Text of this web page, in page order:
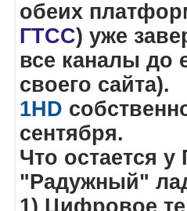
обеих
ГТСС) уже
все каналы до
своего сайта).
1HD
сентября.
Что остается
"Радужный"